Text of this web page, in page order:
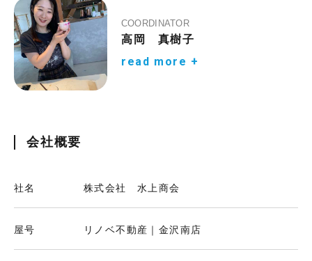
COORDINATOR
高岡 真樹子
read more +
会社概要
社名 株式会社 水上商会
屋号 リノベ不動産｜金沢南店